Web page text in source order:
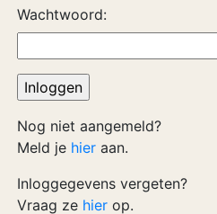
Wachtwoord:
Nog niet aangemeld?
Meld je hier aan.
Inloggegevens vergeten?
Vraag ze hier op.